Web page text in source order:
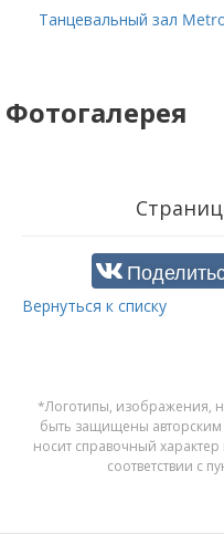
Танцевальный зал
Фотогалерея
Вернуться к списку
*Логотипы, изображения,
быть защищены
носит справочный
соответствии с